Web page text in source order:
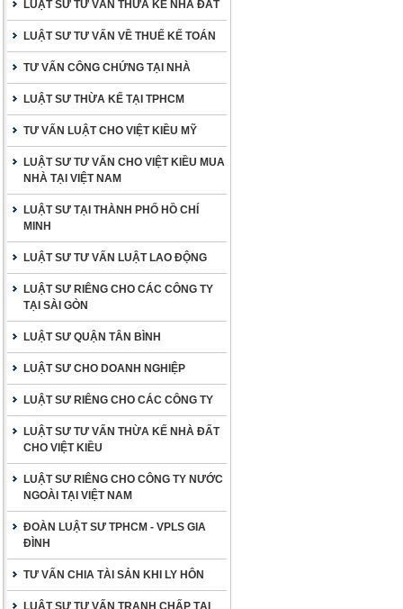
LUẬT SƯ TƯ VẤN THỪA KẾ NHÀ ĐẤT
LUẬT SƯ TƯ VẤN VỀ THUẾ KẾ TOÁN
TƯ VẤN CÔNG CHỨNG TẠI NHÀ
LUẬT SƯ THỪA KẾ TẠI TPHCM
TƯ VẤN LUẬT CHO VIỆT KIỀU MỸ
LUẬT SƯ TƯ VẤN CHO VIỆT KIỀU MUA
NHÀ TẠI VIỆT NAM
LUẬT SƯ TẠI THÀNH PHỐ HỒ CHÍ
MINH
LUẬT SƯ TƯ VẤN LUẬT LAO ĐỘNG
LUẬT SƯ RIÊNG CHO CÁC CÔNG TY
TẠI SÀI GÒN
LUẬT SƯ QUẬN TÂN BÌNH
LUẬT SƯ CHO DOANH NGHIỆP
LUẬT SƯ RIÊNG CHO CÁC CÔNG TY
LUẬT SƯ TƯ VẤN THỪA KẾ NHÀ ĐẤT
CHO VIỆT KIỀU
LUẬT SƯ RIÊNG CHO CÔNG TY NƯỚC
NGOÀI TẠI VIỆT NAM
ĐOÀN LUẬT SƯ TPHCM - VPLS GIA
ĐÌNH
TƯ VẤN CHIA TÀI SẢN KHI LY HÔN
LUẬT SƯ TƯ VẤN TRANH CHẤP TẠI